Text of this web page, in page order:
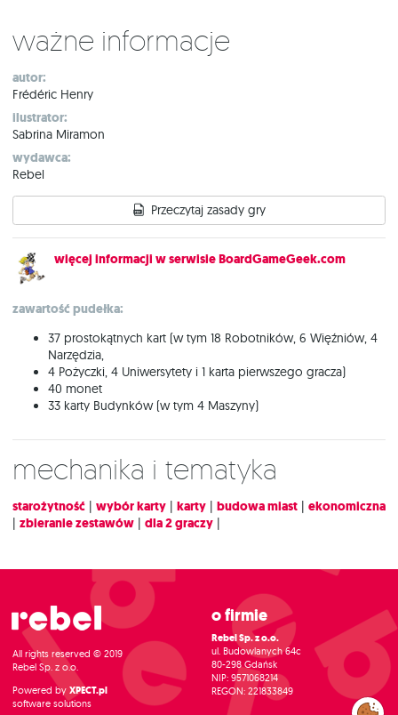
Ważne informacje
autor:
Frédéric Henry
ilustrator:
Sabrina Miramon
wydawca:
Rebel
Przeczytaj zasady gry
więcej informacji w serwisie BoardGameGeek.com
zawartość pudełka:
37 prostokątnych kart (w tym 18 Robotników, 6 Więźniów, 4
Narzędzia,
4 Pożyczki, 4 Uniwersytety i 1 karta pierwszego gracza)
40 monet
33 karty Budynków (w tym 4 Maszyny)
Mechanika i tematyka
starożytność | wybór karty | karty | budowa miast | ekonomiczna
| zbieranie zestawów | dla 2 graczy |
All rights reserved © 2019
Rebel Sp. z o.o.
Powered by XPECT.pl
software solutions
O firmie
Rebel Sp. z o.o.
ul. Budowlanych 64c
80-298 Gdańsk
NIP: 9571068214
REGON: 221833849
Zarządzaj
preferencjami
cookies